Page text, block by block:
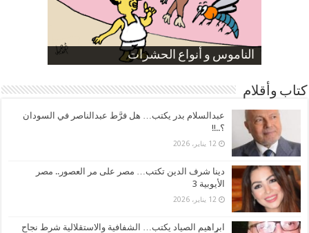
الناموس و أنواع الحشرات
الموظفين بعد ارتفاع الأسعار
ارتفاع نسبة الطلاق في مصر
صورة كاركاتيرية
صورة كاركاتيرية
كتاب وأقلام
عبدالسلام بدر يكتب… هل فرَّط عبدالناصر في السودان
؟..!!
12 يناير، 2026
دينا شرف الدين تكتب… مصر على مر العصور.. مصر
الأيوبية 3
12 يناير، 2026
ابراهيم الصياد يكتب… الشفافية والاستقلالية شرط نجاح